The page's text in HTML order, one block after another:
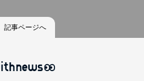
記事ページへ